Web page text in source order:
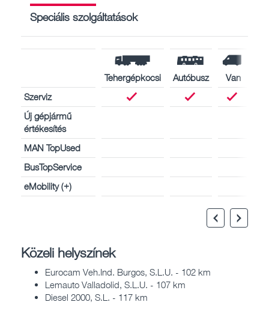
Speciális szolgáltatások
Tehergépkocsi Autóbusz
Van
Szerviz
Új gépjármű
értékesítés
MAN TopUsed
BusTopService
eMobility (+)
Közeli helyszínek
Eurocam Veh.Ind. Burgos, S.L.U. - 102 km
Lemauto Valladolid, S.L.U. - 107 km
Diesel 2000, S.L. - 117 km